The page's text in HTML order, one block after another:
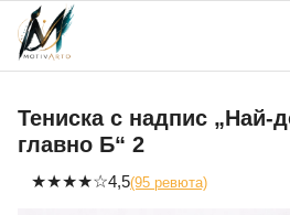
Skip
content
Тениска с надпис „Най-
главно Б“ 2
★★★★☆4,5(95 ревюта)